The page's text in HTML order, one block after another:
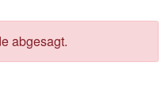
abge­sagt.